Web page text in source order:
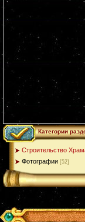
Категории
Строительство
Фотографии [52]